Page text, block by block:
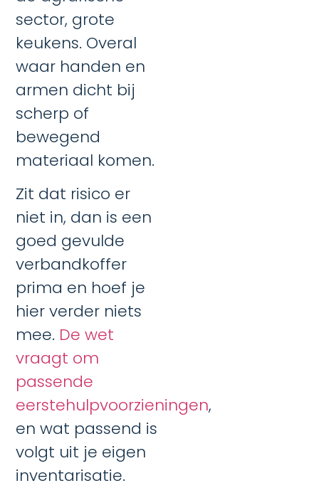
sector, grote
keukens. Overal
waar handen en
armen dicht bij
scherp of
bewegend
materiaal komen.
Zit dat risico er
niet in, dan is een
goed gevulde
verbandkoffer
prima en hoef je
hier verder niets
mee. De wet
vraagt om
passende
eerstehulpvoorzieningen,
en wat passend is
volgt uit je eigen
inventarisatie.